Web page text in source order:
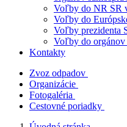
Voľby do NR SR
Voľby do
Voľby prezidenta
Voľby do orgánov
Kontakty
Zvoz odpadov
Organizácie
Fotogaléria
Cestovné poriadky